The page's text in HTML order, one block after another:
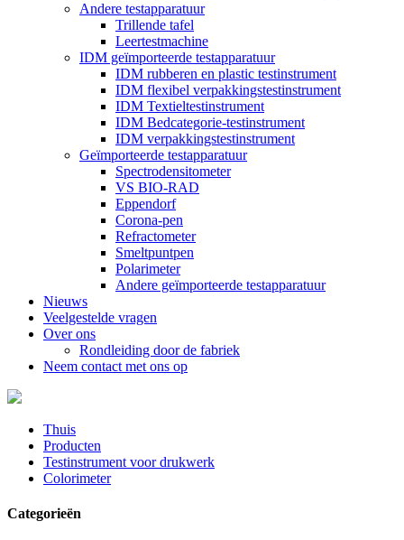
Andere testapparatuur
Trillende tafel
Leertestmachine
IDM geïmporteerde testapparatuur
IDM rubberen en plastic testinstrument
IDM flexibel verpakkingstestinstrument
IDM Textieltestinstrument
IDM Bedcategorie-testinstrument
IDM verpakkingstestinstrument
Geïmporteerde testapparatuur
Spectrodensitometer
VS BIO-RAD
Eppendorf
Corona-pen
Refractometer
Smeltpuntpen
Polarimeter
Andere geïmporteerde testapparatuur
Nieuws
Veelgestelde vragen
Over ons
Rondleiding door de fabriek
Neem contact met ons op
Thuis
Producten
Testinstrument voor drukwerk
Colorimeter
Categorieën